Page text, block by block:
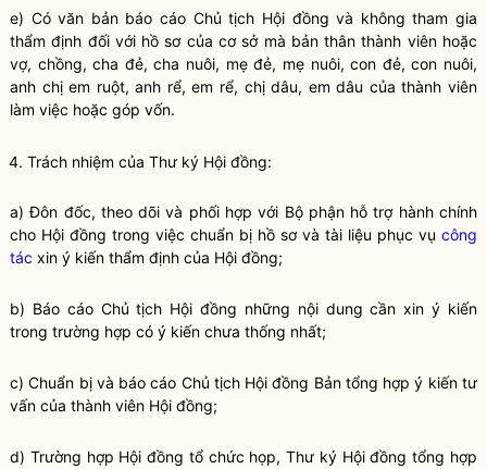
e) Có văn bản báo cáo Chủ tịch Hội đồng và không tham gia
thẩm định đối với hồ sơ của cơ sở mà bản thân thành viên hoặc
vợ, chồng, cha đẻ, cha nuôi, mẹ đẻ, mẹ nuôi, con đẻ, con nuôi,
anh chị em ruột, anh rể, em rể, chị dâu, em dâu của thành viên
làm việc hoặc góp vốn.
4. Trách nhiệm của Thư ký Hội đồng:
a) Đôn đốc, theo dõi và phối hợp với Bộ phận hỗ trợ hành chính
cho Hội đồng trong việc chuẩn bị hồ sơ và tài liệu phục vụ công
tác xin ý kiến thẩm định của Hội đồng;
b) Báo cáo Chủ tịch Hội đồng những nội dung cần xin ý kiến
trong trường hợp có ý kiến chưa thống nhất;
c) Chuẩn bị và báo cáo Chủ tịch Hội đồng Bản tổng hợp ý kiến tư
vấn của thành viên Hội đồng;
d) Trường hợp Hội đồng tổ chức họp, Thư ký Hội đồng tổng hợp